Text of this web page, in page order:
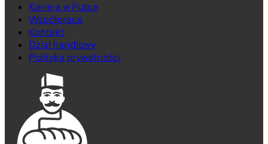
Kariera w Putce
Współpraca
Kontakt
Dział handlowy
Polityka prywatności